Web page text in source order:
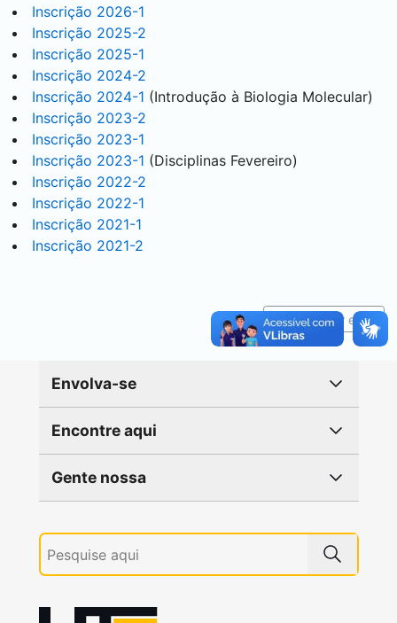
Inscrição 2026-1
Inscrição 2025-2
Inscrição 2025-1
Inscrição 2024-2
Inscrição 2024-1 (Introdução à Biologia Molecular)
Inscrição 2023-2
Inscrição 2023-1
Inscrição 2023-1 (Disciplinas Fevereiro)
Inscrição 2022-2
Inscrição 2022-1
Inscrição 2021-1
Inscrição 2021-2
Reportar erro
Envolva-se
Encontre aqui
Gente nossa